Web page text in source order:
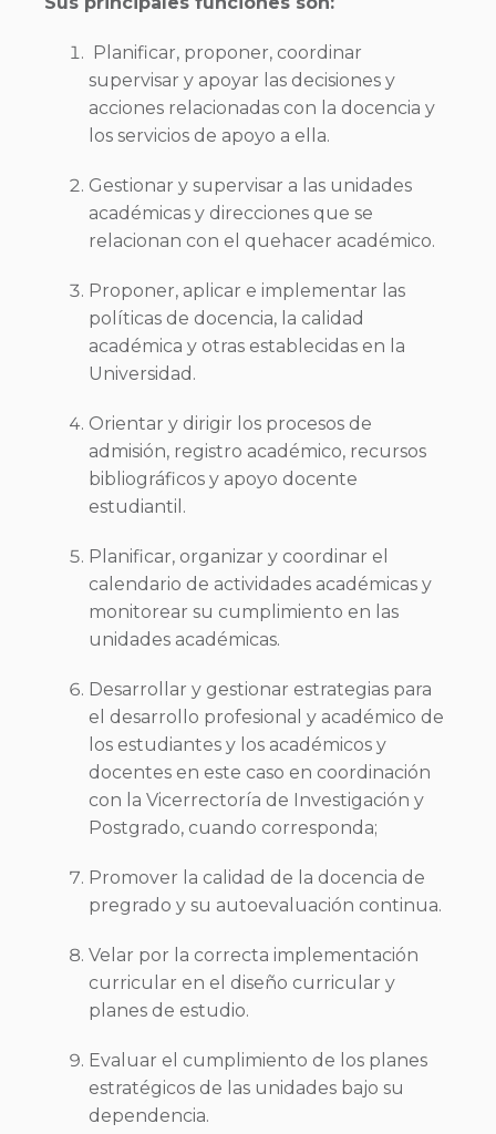
Planificar, proponer, coordinar
supervisar y apoyar las decisiones y
acciones relacionadas con la docencia y
los servicios de apoyo a ella.
Gestionar y supervisar a las unidades
académicas y direcciones que se
relacionan con el quehacer académico.
Proponer, aplicar e implementar las
políticas de docencia, la calidad
académica y otras establecidas en la
Universidad.
Orientar y dirigir los procesos de
admisión, registro académico, recursos
bibliográficos y apoyo docente
estudiantil.
Planificar, organizar y coordinar el
calendario de actividades académicas y
monitorear su cumplimiento en las
unidades académicas.
Desarrollar y gestionar estrategias para
el desarrollo profesional y académico de
los estudiantes y los académicos y
docentes en este caso en coordinación
con la Vicerrectoría de Investigación y
Postgrado, cuando corresponda;
Promover la calidad de la docencia de
pregrado y su autoevaluación continua.
Velar por la correcta implementación
curricular en el diseño curricular y
planes de estudio.
Evaluar el cumplimiento de los planes
estratégicos de las unidades bajo su
dependencia.